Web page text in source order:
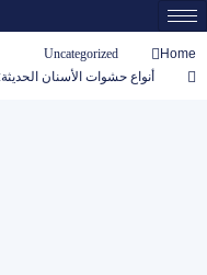
Home
Uncategorized
أنواع حشوات الأسنان